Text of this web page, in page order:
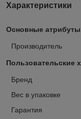
Характеристики
Основные атрибуты
Производитель
Пользовательские
Бренд
Вес в упаковке
Гарантия